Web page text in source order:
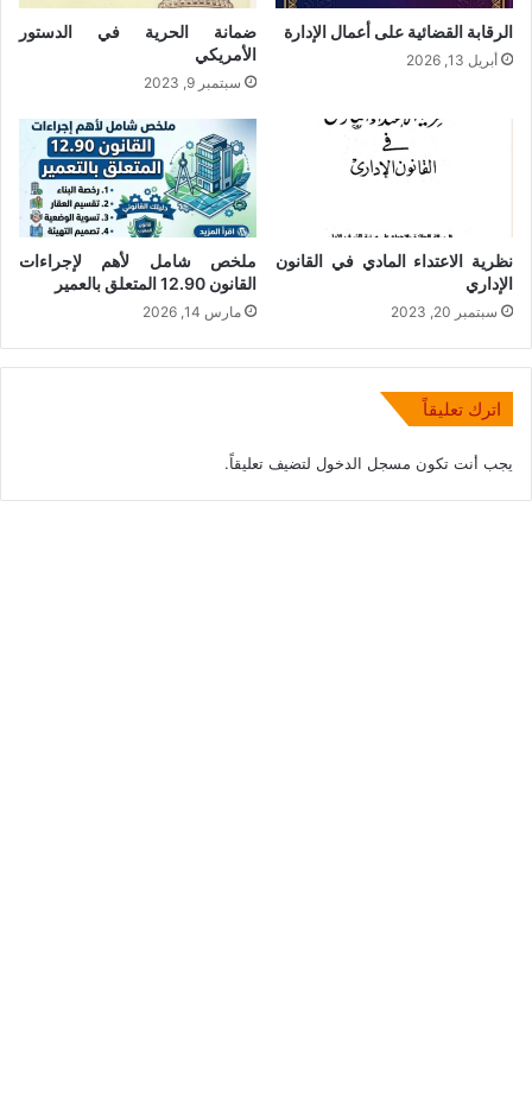
الرقابة القضائية على أعمال الإدارة
أبريل 13, 2026
ضمانة الحرية في الدستور
الأمريكي
سبتمبر 9, 2023
نظرية الاعتداء المادي في القانون
الإداري
سبتمبر 20, 2023
ملخص شامل لأهم لإجراءات
القانون 12.90 المتعلق بالعمير
مارس 14, 2026
اترك تعليقاً
يجب أنت تكون مسجل الدخول لتضيف تعليقاً.